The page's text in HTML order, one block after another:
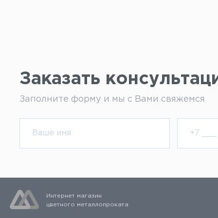
Заказать
Заполните форму и мы с Вами свяжемся
Интернет магазин
цветного металлопроката